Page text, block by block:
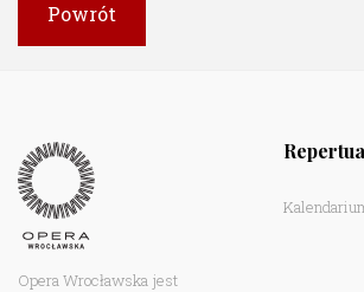
Powrót
Opera Wrocławska jest